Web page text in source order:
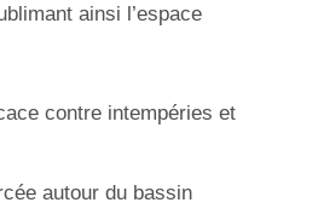
ainsi l’espace
contre intempéries et
autour du bassin